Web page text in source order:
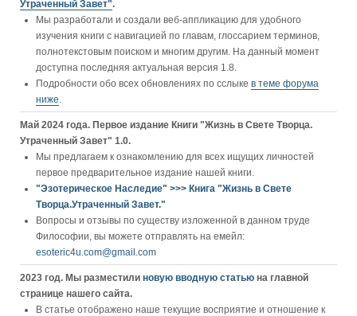
Утраченный Завет".
Мы разработали и создали веб-аппликацию для удобного
изучения книги c навигацией по главам, глоссарием терминов,
полнотекстовым поиском и многим другим. На данный момент
доступна последняя актуальная версия 1.8.
Подробности обо всех обновлениях по сслыке в теме форума
ниже.
Май 2024 года. Первое издание Книги "Жизнь в Свете Творца.
Утраченный Завет" 1.0.
Мы предлагаем к ознакомлению для всех ищущих личностей
первое предварительное издание нашей книги.
"Эзотерическое Наследие" >>> Книга "Жизнь в Свете
Творца.Утраченный Завет."
Вопросы и отзывы по существу изложенной в данном труде
Философии, вы можете отправлять на емейл:
esoteric4u.com@gmail.com
2023 год. Мы разместили новую вводную статью на главной
странице нашего сайта.
В статье отображено наше текущие восприятие и отношение к